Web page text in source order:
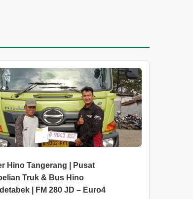
Hino Tangerang | Pusat
Truk & Bus Hino
| FM 280 JD – Euro4